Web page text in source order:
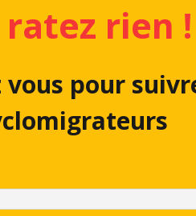
bien !)
ratez rien !
vous pour